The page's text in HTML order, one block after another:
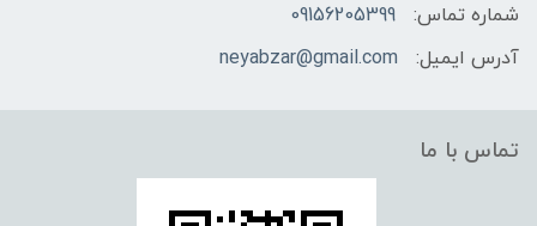
شماره تماس:
09156205399
آدرس ایمیل:
neyabzar@gmail.com
تماس با ما